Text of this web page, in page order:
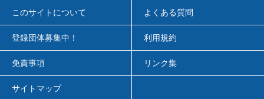
このサイトについて よくある質問
登録団体募集中！ 利用規約
免責事項 リンク集
サイトマップ